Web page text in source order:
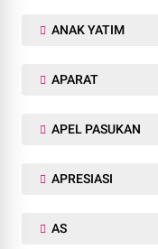
ANAK YATIM
APARAT
APEL PASUKAN
APRESIASI
AS